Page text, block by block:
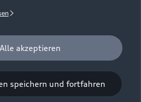
Alle akzeptieren
speichern und fortfahren
EU Data Act